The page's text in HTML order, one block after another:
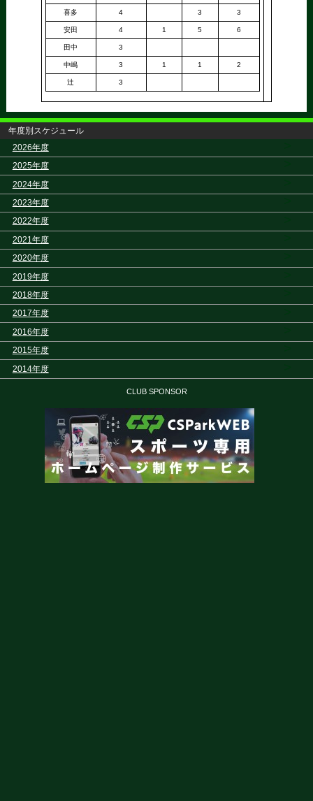
喜多 4 3 3
安田 4 1 5 6
田中 3
中嶋 3 1 1 2
辻 3
年度別スケジュール
2026年度
2025年度
2024年度
2023年度
2022年度
2021年度
2020年度
2019年度
2018年度
2017年度
2016年度
2015年度
2014年度
CLUB SPONSOR